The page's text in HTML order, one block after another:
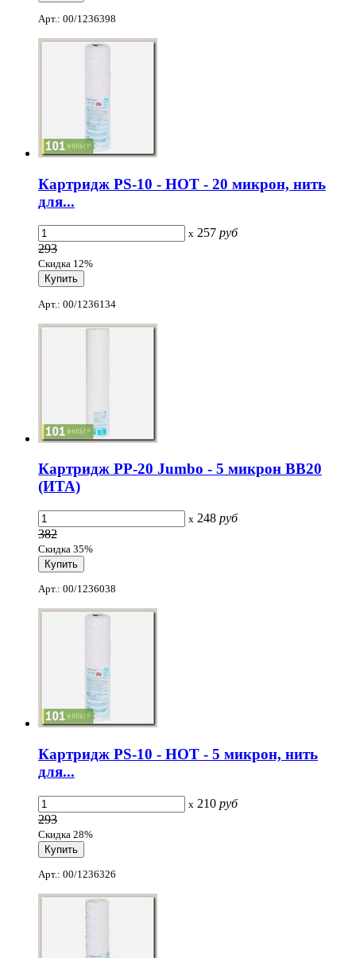
Арт.: 00/1236398
Картридж PS-10 - НОТ - 20 микрон, нить
для...
x 257 руб
293
Скидка 12%
Арт.: 00/1236134
Картридж PP-20 Jumbo - 5 микрон ВВ20
(ИТА)
x 248 руб
382
Скидка 35%
Арт.: 00/1236038
Картридж PS-10 - НОТ - 5 микрон, нить
для...
x 210 руб
293
Скидка 28%
Арт.: 00/1236326